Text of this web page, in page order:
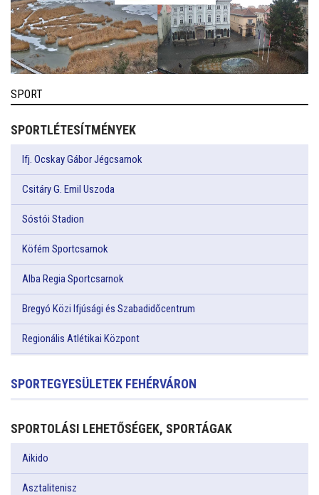
SPORT
SPORTLÉTESÍTMÉNYEK
Ifj. Ocskay Gábor Jégcsarnok
Csitáry G. Emil Uszoda
Sóstói Stadion
Köfém Sportcsarnok
Alba Regia Sportcsarnok
Bregyó Közi Ifjúsági és Szabadidőcentrum
Regionális Atlétikai Központ
SPORTEGYESÜLETEK FEHÉRVÁRON
SPORTOLÁSI LEHETŐSÉGEK, SPORTÁGAK
Aikido
Asztalitenisz